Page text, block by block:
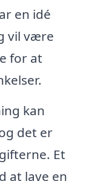
en idé
vil være
for at
kan
det er
Et
at lave en